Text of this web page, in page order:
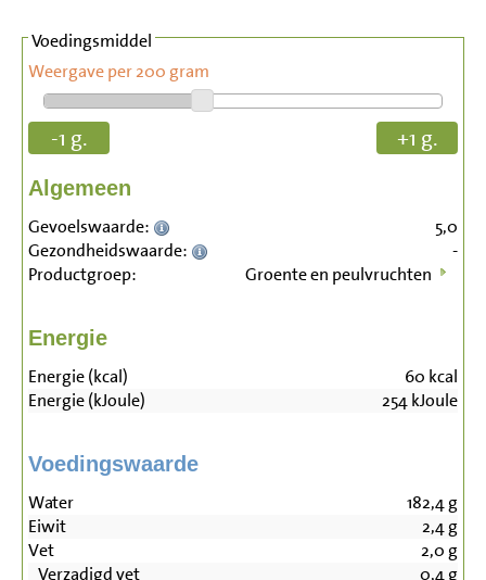
Voedingsmiddel
Weergave per 200 gram
-1 g. +1 g.
Algemeen
Gevoelswaarde:
5,0
Gezondheidswaarde:
-
Productgroep:
Groente en peulvruchten
Energie
Energie (kcal) 60 kcal
Energie (kJoule)
254kJoule
Voedingswaarde
Water 182,4g
Eiwit
2,4g
Vet
2,0 g
Verzadigd vet
0,4g